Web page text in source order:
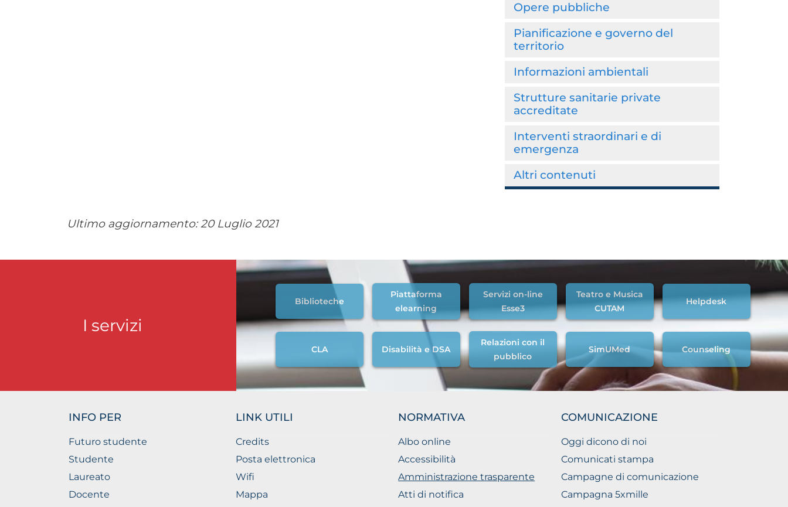
Opere pubbliche
Pianificazione e governo del
territorio
Informazioni ambientali
Strutture sanitarie private
accreditate
Interventi straordinari e di
emergenza
Altri contenuti
Ultimo aggiornamento:20 Luglio 2021
I servizi
Biblioteche
Piattaforma
elearning
Servizi on-line
Esse3
Teatro e Musica
CUTAM
Helpdesk
CLA Disabilità e DSA
Relazioni con il
pubblico
SimUMed Counseling
INFO PER
Futuro studente
Studente
Laureato
Docente
LINK UTILI
Credits
Posta elettronica
Wifi
Mappa
NORMATIVA
Albo online
Accessibilità
Amministrazione trasparente
Atti di notifica
COMUNICAZIONE
Oggi dicono di noi
Comunicati stampa
Campagne di comunicazione
Campagna 5xmille